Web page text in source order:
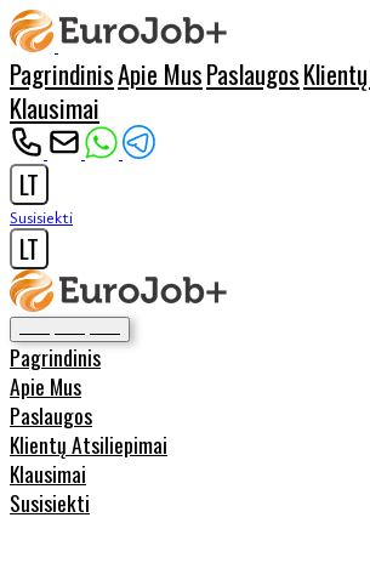
PagrindinisApie MusPaslaugos
Klausimai
LT
Susisiekti
LT
Pagrindinis
Apie Mus
Paslaugos
Klientų Atsiliepimai
Klausimai
Susisiekti